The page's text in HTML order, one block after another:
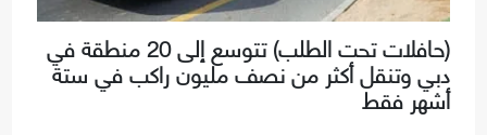
(حافلات تحت الطلب) تتوسع إلى 20 منطقة في
دبي وتنقل أكثر من نصف مليون راكب في ستة
أشهر فقط